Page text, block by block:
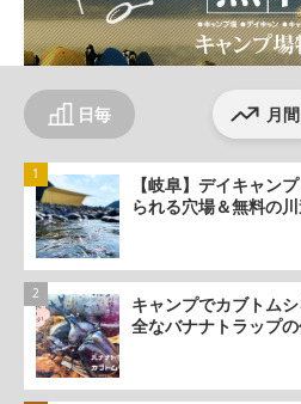
日毎 月間
【岐阜】デイキャン
られる穴場＆無料の
キャンプでカブトム
全なバナナトラップ